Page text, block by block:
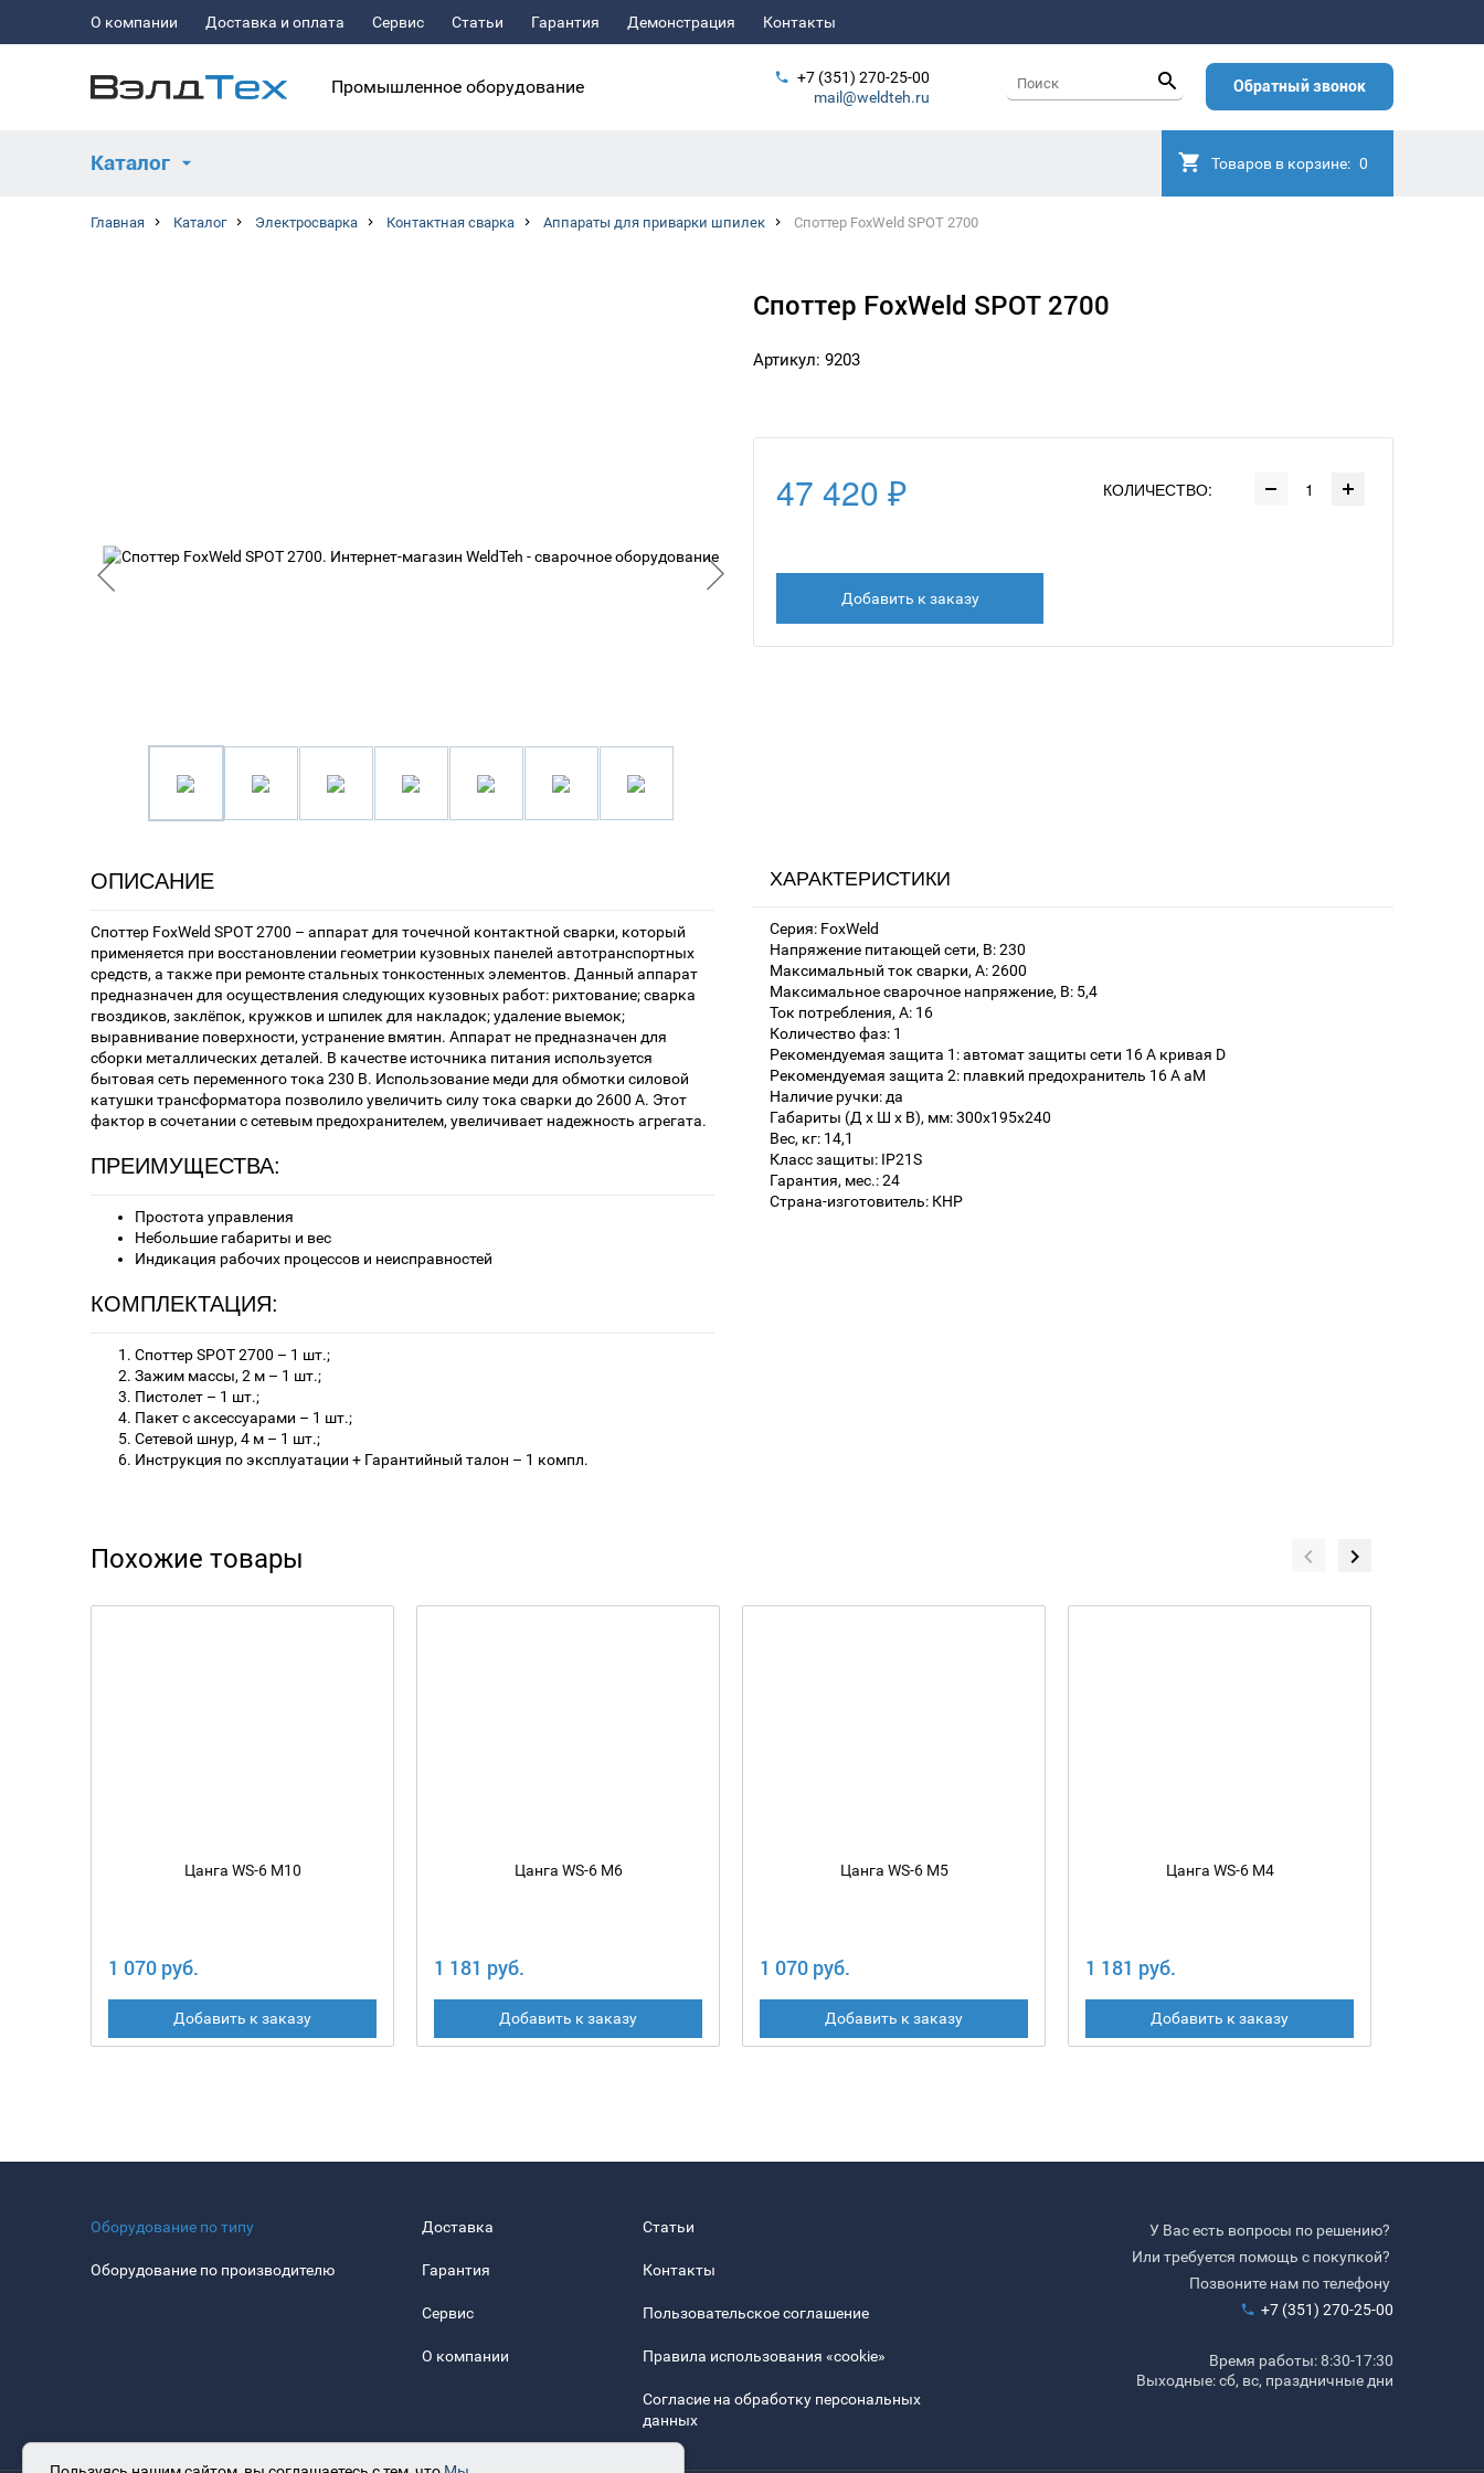
О компании Доставка и оплата Сервис Статьи Гарантия Демонстрация Контакты
Промышленное оборудование
+7 (351) 270-25-00
mail@weldteh.ru
Обратный звонок
Каталог Товаров в корзине: 0
Главная Каталог Электросварка Контактная сварка Аппараты для приварки шпилек Споттер FoxWeld SPOT 2700
Споттер FoxWeld SPOT 2700
Артикул: 9203
47 420 ₽ КОЛИЧЕСТВО:
Добавить к заказу
ОПИСАНИЕ
Споттер FoxWeld SPOT 2700 – аппарат для точечной контактной сварки, который
применяется при восстановлении геометрии кузовных панелей автотранспортных
средств, а также при ремонте стальных тонкостенных элементов. Данный аппарат
предназначен для осуществления следующих кузовных работ: рихтование; сварка
гвоздиков, заклёпок, кружков и шпилек для накладок; удаление выемок;
выравнивание поверхности, устранение вмятин. Аппарат не предназначен для
сборки металлических деталей. В качестве источника питания используется
бытовая сеть переменного тока 230 В. Использование меди для обмотки силовой
катушки трансформатора позволило увеличить силу тока сварки до 2600 А. Этот
фактор в сочетании с сетевым предохранителем, увеличивает надежность агрегата.
ПРЕИМУЩЕСТВА:
Простота управления
Небольшие габариты и вес
Индикация рабочих процессов и неисправностей
КОМПЛЕКТАЦИЯ:
Споттер SPOT 2700 – 1 шт.;
Зажим массы, 2 м – 1 шт.;
Пистолет – 1 шт.;
Пакет с аксессуарами – 1 шт.;
Сетевой шнур, 4 м – 1 шт.;
Инструкция по эксплуатации + Гарантийный талон – 1 компл.
ХАРАКТЕРИСТИКИ
Серия: FoxWeld
Напряжение питающей сети, В: 230
Максимальный ток сварки, А: 2600
Максимальное сварочное напряжение, В: 5,4
Ток потребления, А: 16
Количество фаз: 1
Рекомендуемая защита 1: автомат защиты сети 16 А кривая D
Рекомендуемая защита 2: плавкий предохранитель 16 А аМ
Наличие ручки: да
Габариты (Д х Ш х В), мм: 300х195х240
Вес, кг: 14,1
Класс защиты: IP21S
Гарантия, мес.: 24
Страна-изготовитель: КНР
Похожие товары
Цанга WS-6 М10
1 070 руб.
Добавить к заказу
Цанга WS-6 М6
1 181 руб.
Добавить к заказу
Цанга WS-6 М5
1 070 руб.
Добавить к заказу
Цанга WS-6 М4
1 181 руб.
Добавить к заказу
Оборудование по типу
Оборудование по производителю
Доставка
Гарантия
Сервис
О компании
Статьи
Контакты
Пользовательское соглашение
Правила использования «cookie»
Согласие на обработку персональных
данных
У Вас есть вопросы по решению?
Или требуется помощь с покупкой?
Позвоните нам по телефону
+7 (351) 270-25-00
Время работы: 8:30-17:30
Выходные: сб, вс, праздничные дни